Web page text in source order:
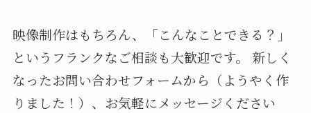
映像制作はもちろん、「こんなことできる？」
というフランクなご相談も大歓迎です。 新しく
なったお問い合わせフォームから（ようやく作
りました！）、お気軽にメッセージください